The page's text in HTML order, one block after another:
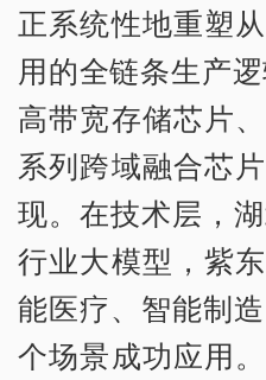
正系统性地重塑
用的全链条生产
高带宽存储芯片
系列跨域融合芯
现。在技术层，
行业大模型，紫
能医疗、智能制
个场景成功应用